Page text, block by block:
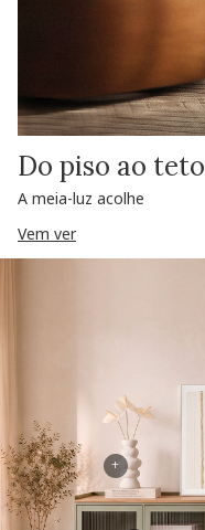
Do piso ao teto
A meia-luz acolhe
Vem ver
+